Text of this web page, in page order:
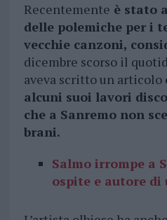
Recentemente è stato
delle polemiche per i
vecchie canzoni,
dicembre scorso il
aveva scritto un articolo
alcuni suoi lavori
che a Sanremo non
brani.
Salmo irrompe a
ospite e autore di